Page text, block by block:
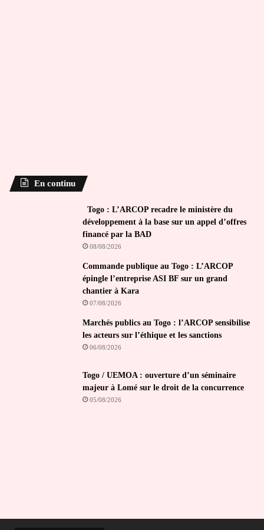
En continu
Togo : L’ARCOP recadre le ministère du
développement à la base sur un appel d’offres
financé par la BAD
08/08/2026
Commande publique au Togo : L’ARCOP
épingle l’entreprise ASI BF sur un grand
chantier à Kara
07/08/2026
Marchés publics au Togo : l’ARCOP sensibilise
les acteurs sur l’éthique et les sanctions
06/08/2026
Togo / UEMOA : ouverture d’un séminaire
majeur à Lomé sur le droit de la concurrence
05/08/2026